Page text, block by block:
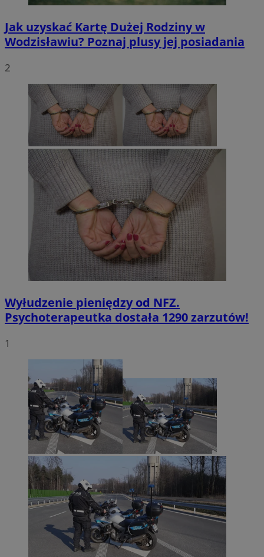
Jak uzyskać Kartę Dużej Rodziny w
Wodzisławiu? Poznaj plusy jej posiadania
2
Wyłudzenie pieniędzy od NFZ.
Psychoterapeutka dostała 1290 zarzutów!
1